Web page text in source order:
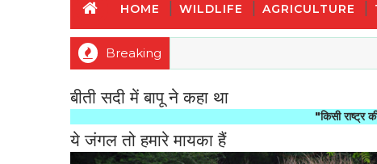
HOME WILDLIFE AGRICULTURE
Breaking
बीती सदी में बापू ने कहा था
"किसी राष्ट्र की महानता
ये जंगल तो हमारे मायका हैं